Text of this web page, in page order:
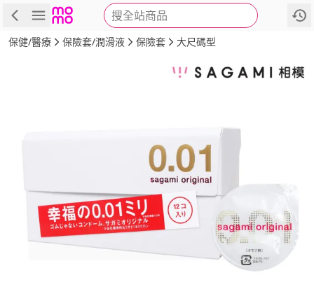
搜全站商品
商品 評價 詳情
保健/醫療 保險套/潤滑液 保險套 大尺碼型